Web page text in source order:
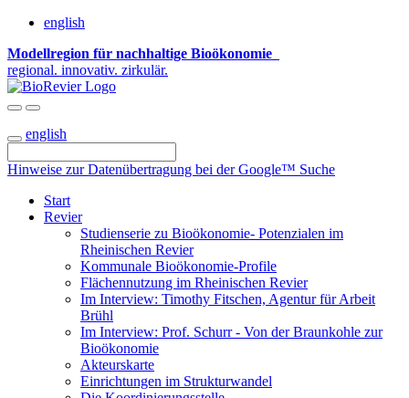
english
Modellregion für nachhaltige Bioökonomie
regional. innovativ. zirkulär.
english
Hinweise zur Datenübertragung bei der Google™ Suche
Start
Revier
Studienserie zu Bioökonomie- Potenzialen im
Rheinischen Revier
Kommunale Bioökonomie-Profile
Flächennutzung im Rheinischen Revier
Im Interview: Timothy Fitschen, Agentur für Arbeit
Brühl
Im Interview: Prof. Schurr - Von der Braunkohle zur
Bioökonomie
Akteurskarte
Einrichtungen im Strukturwandel